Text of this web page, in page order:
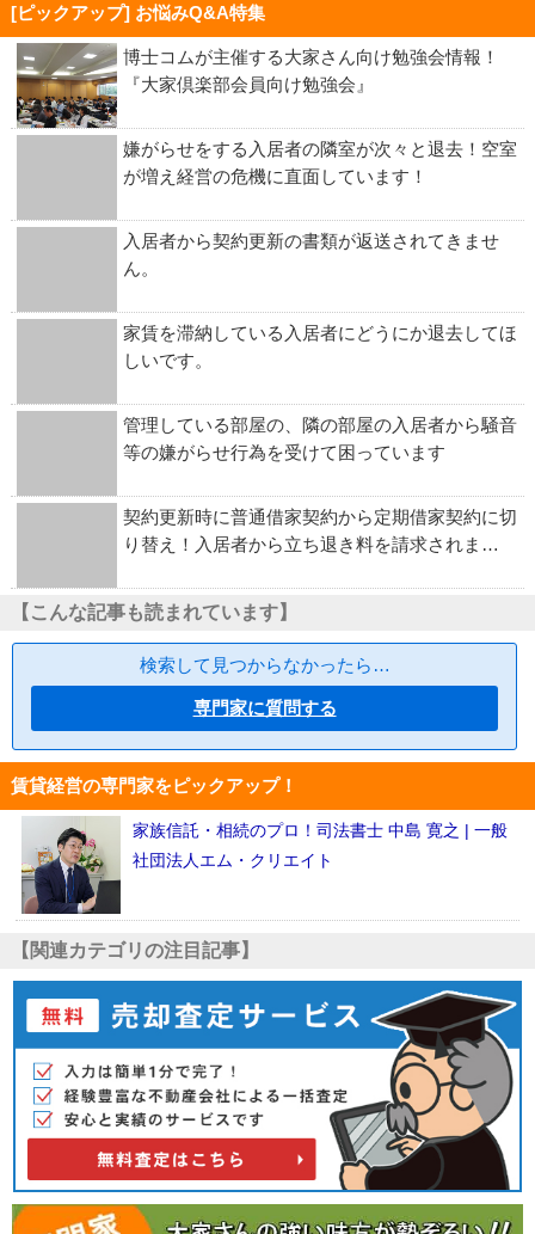
[ピックアップ] お悩みQ&A特集
博士コムが主催する大家さん向け勉強会情報！
『大家倶楽部会員向け勉強会』
嫌がらせをする入居者の隣室が次々と退去！空室
が増え経営の危機に直面しています！
入居者から契約更新の書類が返送されてきませ
ん。
家賃を滞納している入居者にどうにか退去してほ
しいです。
管理している部屋の、隣の部屋の入居者から騒音
等の嫌がらせ行為を受けて困っています
契約更新時に普通借家契約から定期借家契約に切
り替え！入居者から立ち退き料を請求されま…
【こんな記事も読まれています】
検索して見つからなかったら…
専門家に質問する
賃貸経営の専門家をピックアップ！
家族信託・相続のプロ！司法書士 中島 寛之 | 一般
社団法人エム・クリエイト
【関連カテゴリの注目記事】